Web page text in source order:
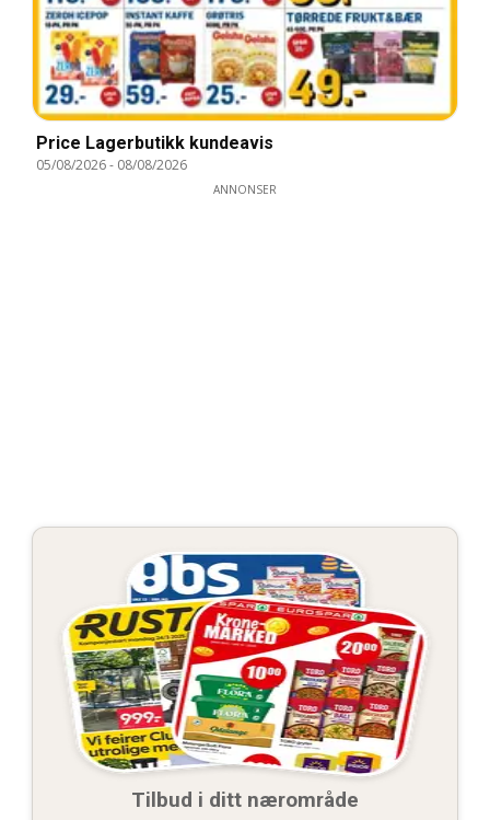
Price Lagerbutikk kundeavis
05/08/2026- 08/08/2026
ANNONSER
Tilbud i ditt nærområde